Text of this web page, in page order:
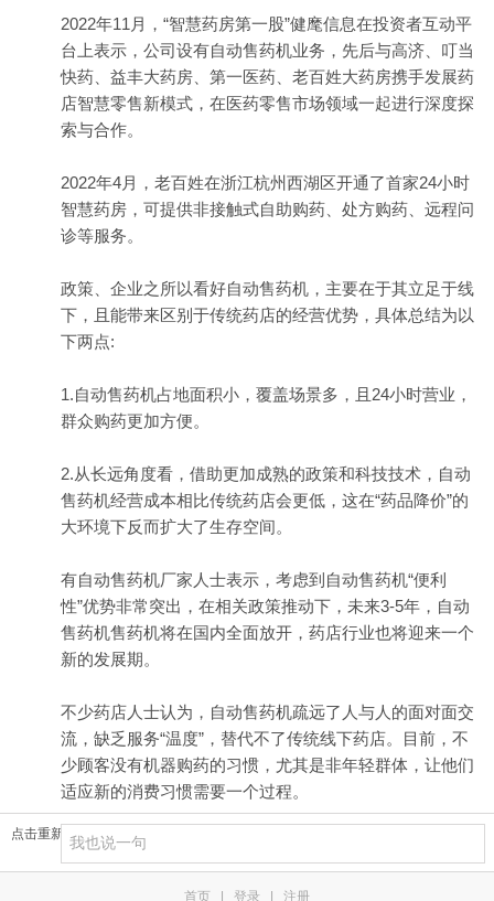
2022年11月，“智慧药房第一股”健麾信息在投资者互动平
台上表示，公司设有自动售药机业务，先后与高济、叮当
快药、益丰大药房、第一医药、老百姓大药房携手发展药
店智慧零售新模式，在医药零售市场领域一起进行深度探
索与合作。
2022年4月，老百姓在浙江杭州西湖区开通了首家24小时
智慧药房，可提供非接触式自助购药、处方购药、远程问
诊等服务。
政策、企业之所以看好自动售药机，主要在于其立足于线
下，且能带来区别于传统药店的经营优势，具体总结为以
下两点:
1.自动售药机占地面积小，覆盖场景多，且24小时营业，
群众购药更加方便。
2.从长远角度看，借助更加成熟的政策和科技技术，自动
售药机经营成本相比传统药店会更低，这在“药品降价”的
大环境下反而扩大了生存空间。
有自动售药机厂家人士表示，考虑到自动售药机“便利
性”优势非常突出，在相关政策推动下，未来3-5年，自动
售药机售药机将在国内全面放开，药店行业也将迎来一个
新的发展期。
不少药店人士认为，自动售药机疏远了人与人的面对面交
流，缺乏服务“温度”，替代不了传统线下药店。目前，不
少顾客没有机器购药的习惯，尤其是非年轻群体，让他们
适应新的消费习惯需要一个过程。
点击重新加载
首页 | 登录 | 注册